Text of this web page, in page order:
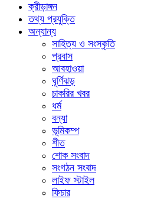
ক্রীড়াঙ্গন
তথ্য প্রযুক্তি
অন্যান্য
সাহিত্য ও সংস্কৃতি
প্রবাস
আবহাওয়া
ঘূর্ণিঝড়
চাকরির খবর
ধর্ম
বন্যা
ভূমিকম্প
শীত
শোক সংবাদ
সংগঠন সংবাদ
লাইফ স্টাইল
ফিচার